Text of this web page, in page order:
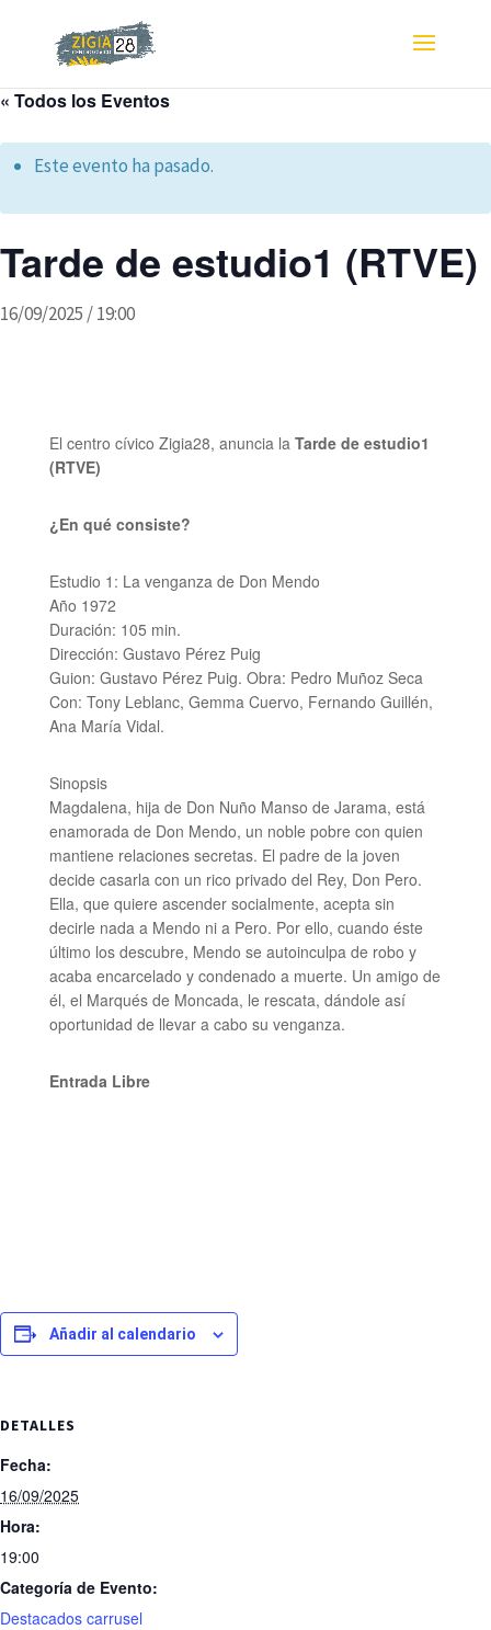
« Todos los Eventos
Este evento ha pasado.
Tarde de estudio1 (RTVE)
16/09/2025 / 19:00
El centro cívico Zigia28, anuncia la Tarde de estudio1
(RTVE)
¿En qué consiste?
Estudio 1: La venganza de Don Mendo
Año 1972
Duración: 105 min.
Dirección: Gustavo Pérez Puig
Guion: Gustavo Pérez Puig. Obra: Pedro Muñoz Seca
Con: Tony Leblanc, Gemma Cuervo, Fernando Guillén,
Ana María Vidal.
Sinopsis
Magdalena, hija de Don Nuño Manso de Jarama, está
enamorada de Don Mendo, un noble pobre con quien
mantiene relaciones secretas. El padre de la joven
decide casarla con un rico privado del Rey, Don Pero.
Ella, que quiere ascender socialmente, acepta sin
decirle nada a Mendo ni a Pero. Por ello, cuando éste
último los descubre, Mendo se autoinculpa de robo y
acaba encarcelado y condenado a muerte. Un amigo de
él, el Marqués de Moncada, le rescata, dándole así
oportunidad de llevar a cabo su venganza.
Entrada Libre
Añadir al calendario
DETALLES
Fecha:
16/09/2025
Hora:
19:00
Categoría de Evento:
Destacados carrusel